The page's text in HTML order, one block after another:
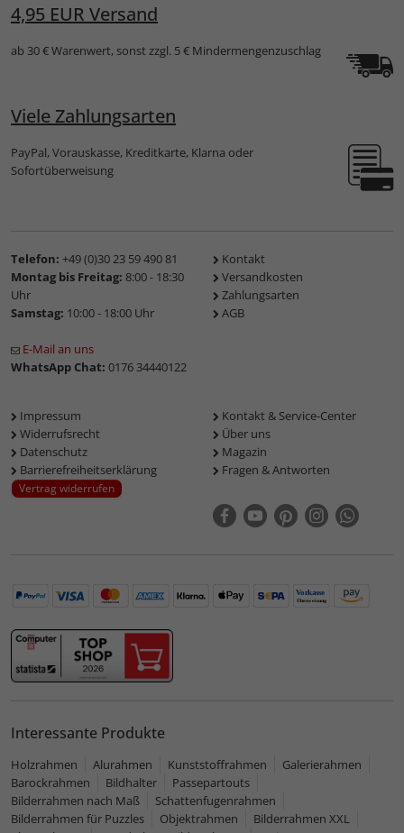
4,95 EUR Versand
ab 30 € Warenwert, sonst zzgl. 5 € Mindermengenzuschlag
Viele Zahlungsarten
PayPal, Vorauskasse, Kreditkarte, Klarna oder
Sofortüberweisung
Telefon: +49 (0)30 23 59 490 81
Montag bis Freitag: 8:00 - 18:30
Uhr
Samstag: 10:00 - 18:00 Uhr
E-Mail an uns
WhatsApp Chat: 0176 34440122
Kontakt
Versandkosten
Zahlungsarten
AGB
Impressum
Widerrufsrecht
Datenschutz
Barrierefreiheitserklärung
Vertrag widerrufen
Kontakt & Service-Center
Über uns
Magazin
Fragen & Antworten
Interessante Produkte
Holzrahmen Alurahmen Kunststoffrahmen
Galerierahmen
Barockrahmen
Bildhalter
Passepartouts
Bilderrahmen nach Maß
Schattenfugenrahmen
Bilderrahmen für Puzzles
Objektrahmen
Bilderrahmen XXL